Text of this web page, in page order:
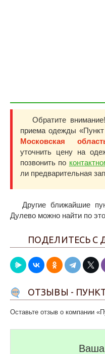
Обратите
приема одежды
Московская
уточнить цену на
позвонить по
ли предварительная
Другие ближайшие
Дулево можно найти по
ПОДЕЛИТЕСЬ С
ОТЗЫВЫ -
Оставьте отзыв о компании
Ваша